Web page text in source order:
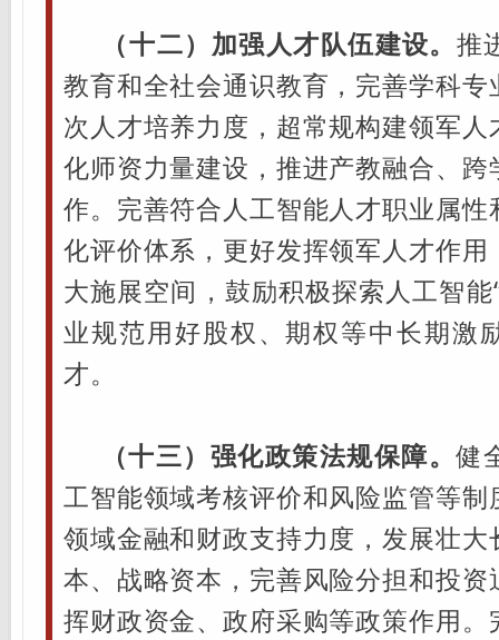
（十二）加强人才队伍建设。 推
教育和全社会通识教育，完善学科
次人才培养力度，超常规构建领军
化师资力量建设，推进产教融合、
作。完善符合人工智能人才职业属
化评价体系，更好发挥领军人才作
大施展空间，鼓励积极探索人工智能
业规范用好股权、期权等中长期激
才。
（十三）强化政策法规保障。健
工智能领域考核评价和风险监管等
领域金融和财政支持力度，发展壮
本、战略资本，完善风险分担和投
挥财政资金、政府采购等政策作用